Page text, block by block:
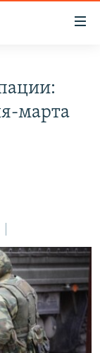
марта